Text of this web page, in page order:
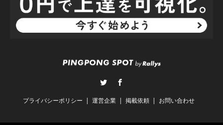
プライバシーポリシー 運営企業 掲載依頼 お問い合わせ